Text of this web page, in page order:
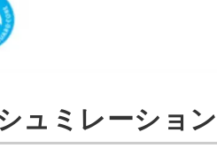
ュミレーション